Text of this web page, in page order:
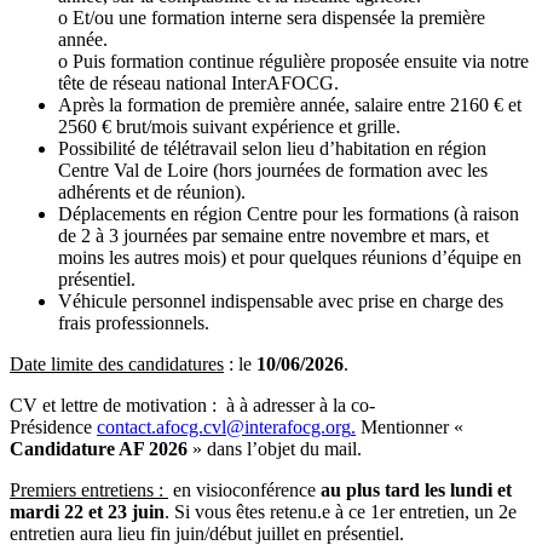
o Et/ou une formation interne sera dispensée la première
année.
o Puis formation continue régulière proposée ensuite via notre
tête de réseau national InterAFOCG.
Après la formation de première année, salaire entre 2160 € et
2560 € brut/mois suivant expérience et grille.
Possibilité de télétravail selon lieu d’habitation en région
Centre Val de Loire (hors journées de formation avec les
adhérents et de réunion).
Déplacements en région Centre pour les formations (à raison
de 2 à 3 journées par semaine entre novembre et mars, et
moins les autres mois) et pour quelques réunions d’équipe en
présentiel.
Véhicule personnel indispensable avec prise en charge des
frais professionnels.
Date limite des candidatures : le 10/06/2026.
CV et lettre de motivation : à à adresser à la co-
Présidence contact.afocg.cvl@interafocg.org. Mentionner «
Candidature AF 2026 » dans l’objet du mail.
Premiers entretiens : en visioconférence au plus tard les lundi et
mardi 22 et 23 juin. Si vous êtes retenu.e à ce 1er entretien, un 2e
entretien aura lieu fin juin/début juillet en présentiel.